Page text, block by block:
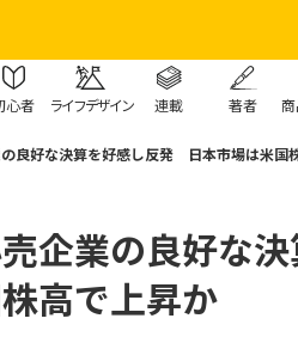
心者 ライフデザイン 連載 著者 商
の良好な決算を好感し反発 日本市場は米
売企業の良好な
高で上昇か